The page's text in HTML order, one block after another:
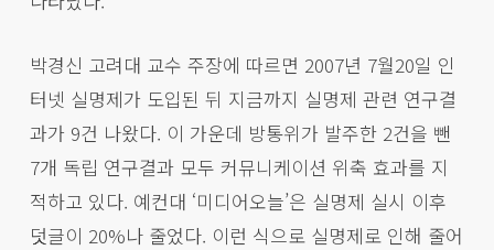
박경신 고려대 교수 주장에 따르면 2007년 7월20일 인
터넷 실명제가 도입된 뒤 지금까지 실명제 관련 연구결
과가 9건 나왔다. 이 가운데 방통위가 발주한 2건을 뺀
7개 독립 연구결과 모두 커뮤니케이션 위축 효과를 지
적하고 있다. 예컨대 ‘미디어오늘’은 실명제 실시 이후
덧글이 20%나 줄었다. 이런 식으로 실명제로 인해 줄어